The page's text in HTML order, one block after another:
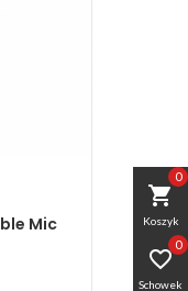
Mic KZ
shopping_cart
Koszyk
0

Schowek
0